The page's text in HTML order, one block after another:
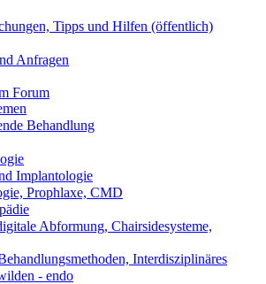
Tipps und Hilfen (öffentlich)
Anfragen
Forum
Behandlung
Implantologie
Prophlaxe, CMD
Abformung, Chairsidesysteme,
Interdisziplinäres
- endo